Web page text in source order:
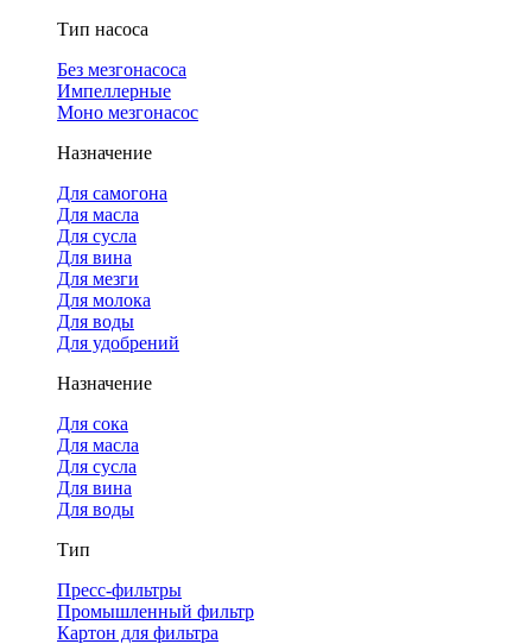
Тип насоса
Без мезгонасоса
Импеллерные
Моно мезгонасос
Назначение
Для самогона
Для масла
Для сусла
Для вина
Для мезги
Для молока
Для воды
Для удобрений
Назначение
Для сока
Для масла
Для сусла
Для вина
Для воды
Тип
Пресс-фильтры
Промышленный фильтр
Картон для фильтра